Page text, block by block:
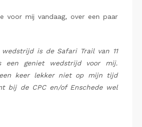
voor mij vandaag, over een paar
wedstrijd is de Safari Trail van 11
geniet wedstrijd voor mij.
een keer lekker niet op mijn tijd
bij de CPC en/of Enschede wel